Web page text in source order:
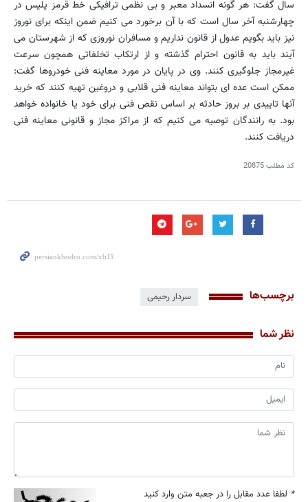
سال گفت: هر گونه انسداد معبر و بی نظمی ترافیكی خط قرمز پلیس در
چهارشنبه آخر سال است كه با آن برخورد می كنیم ضمن اینكه برای نوروز
نیز باید بگویم عدول از قانون نداریم و مسافران نوروزی كه از شهرستان می
آیند باید به قانون احترام گذشته و از ارتكاب تخلفاتی همچون سرعت
غیرمجاز جلوگیری كنند. وی در پایان در مورد معاینه فنی خودروها گفت:
ممكن است عده ای بتواند معاینه فنی قلابی و دروغین تهیه كنند كه خرید
آنها تاییدی بر بروز حادثه بر اساس نقص فنی برای خود یا خانواده خواهد
بود. به رانندگان توصیه می كنیم كه از مراكز مجاز و قانونی معاینه فنی
دریافت كنند.
کد مطلب20875
برچسب‌ها سردار رحیمی
نظر شما
* لطفا عدد مقابل را در جعبه متن وارد کنید